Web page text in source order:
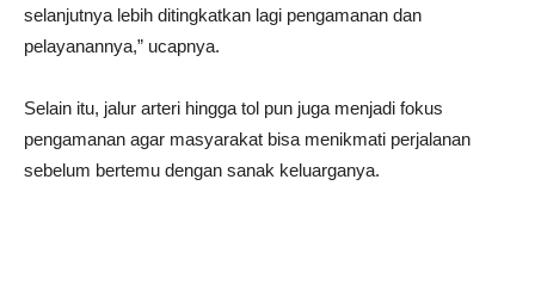
selanjutnya lebih ditingkatkan lagi pengamanan dan
pelayanannya,” ucapnya.
Selain itu, jalur arteri hingga tol pun juga menjadi fokus
pengamanan agar masyarakat bisa menikmati perjalanan
sebelum bertemu dengan sanak keluarganya.